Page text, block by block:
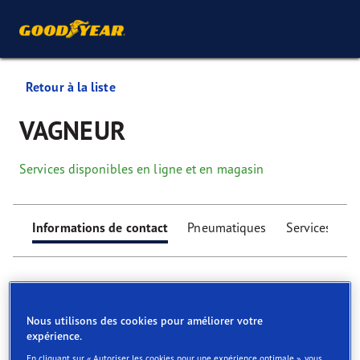
Retour à la liste
VAGNEUR
Services disponibles en ligne et en magasin
Informations de contact Pneumatiques Services
Find your tyres
Nous utilisons des cookies pour améliorer votre
expérience.